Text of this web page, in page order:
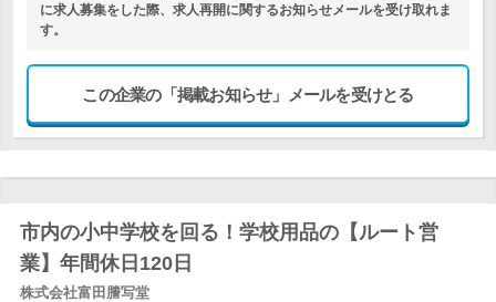
に求人募集をした際、求人再開に関するお知らせメールを受け取れま
す。
この企業の「掲載お知らせ」メールを受けとる
市内の小中学校を回る！学校用品の【ルート営
業】年間休日120日
株式会社富田謄写堂